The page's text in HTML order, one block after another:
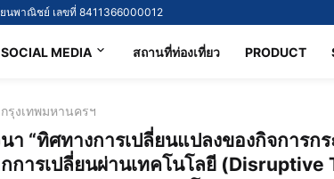
ยนพาณิชย์ เลขที่ 8411366000012
SOCIAL MEDIA สถานที่ท่องเที่ยว PRODUCT
กรุงเทพมหานครฯ
า “ทิศทางการเปลี่ยนแปลงของกิจการก
กการเปลี่ยนผ่านเทคโนโลยี